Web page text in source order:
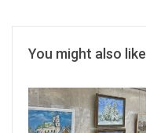
You might also like